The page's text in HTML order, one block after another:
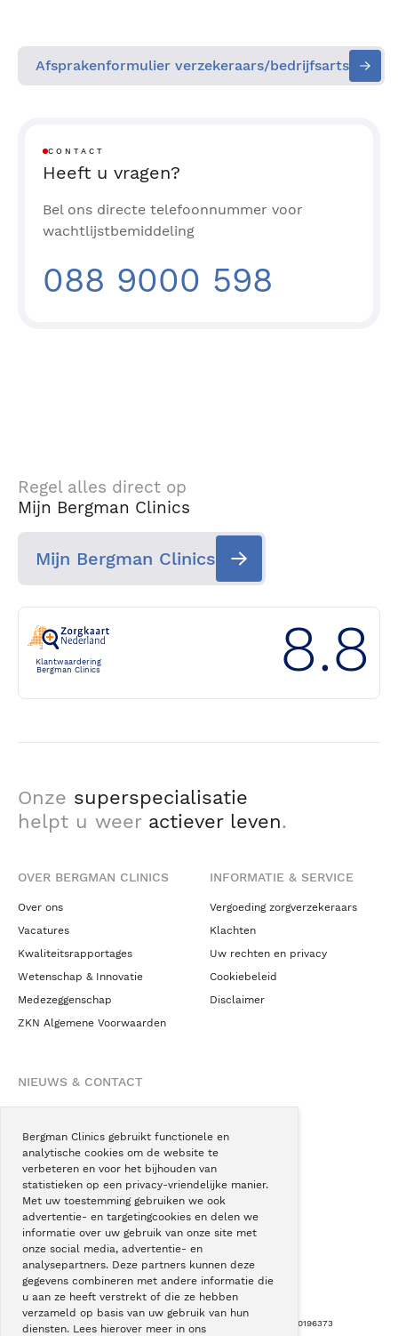
Bergman Clinics gebruikt functionele en
analytische cookies om de website te
verbeteren en voor het bijhouden van
statistieken op een privacy-vriendelijke manier.
Met uw toestemming gebruiken we ook
advertentie- en targetingcookies en delen we
informatie over uw gebruik van onze site met
onze social media, advertentie- en
analysepartners. Deze partners kunnen deze
gegevens combineren met andere informatie die
u aan ze heeft verstrekt of die ze hebben
verzameld op basis van uw gebruik van hun
diensten. Lees hierover meer in ons
Afsprakenformulier verzekeraars/bedrijfsarts
CONTACT
Heeft u vragen?
Bel ons directe telefoonnummer voor
wachtlijstbemiddeling
088 9000 598
Regel alles direct op
Mijn Bergman Clinics
Mijn Bergman Clinics
Klantwaardering
Bergman Clinics
8.8
Onze superspecialisatie
helpt u weer actiever leven.
OVER BERGMAN CLINICS
Over ons
Vacatures
Kwaliteitsrapportages
Wetenschap & Innovatie
Medezeggenschap
ZKN Algemene Voorwaarden
INFORMATIE & SERVICE
Vergoeding zorgverzekeraars
Klachten
Uw rechten en privacy
Cookiebeleid
Disclaimer
NIEUWS & CONTACT
Blogs
Podcast
Pressroom
Instagram
Facebook
LinkedIn
Copyright © Bergman Clinics 2026 KVK nummer: 30196373